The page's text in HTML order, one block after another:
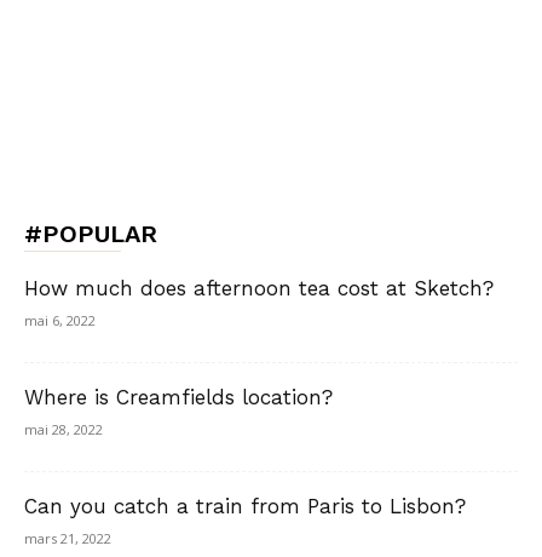
#POPULAR
How much does afternoon tea cost at Sketch?
mai 6, 2022
Where is Creamfields location?
mai 28, 2022
Can you catch a train from Paris to Lisbon?
mars 21, 2022